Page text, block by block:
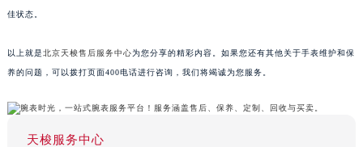
佳状态。
以上就是北京天梭售后服务中心为您分享的精彩内容。如果您还有其他关于手表维护和保
养的问题，可以拨打页面400电话进行咨询，我们将竭诚为您服务。
天梭服务中心